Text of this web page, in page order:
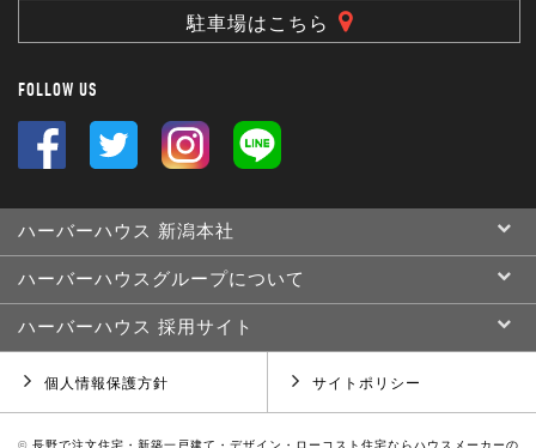
駐車場はこちら
FOLLOW US
ハーバーハウス 新潟本社
ハーバーハウスグループについて
ハーバーハウス 採用サイト
個人情報保護方針 サイトポリシー
© 長野で注文住宅・新築一戸建て・デザイン・ローコスト住宅ならハウスメーカーの